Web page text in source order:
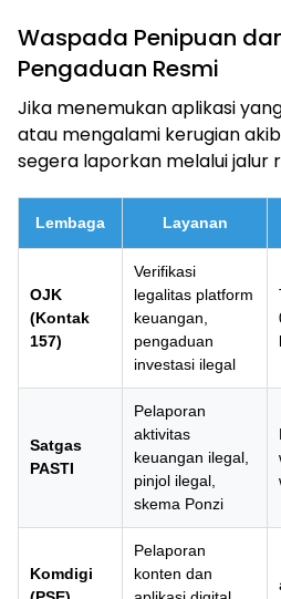
Waspada Penipuan
Pengaduan Resmi
Jika menemukan aplikasi
atau mengalami kerugian
segera laporkan melalui jalur
Lembaga Layanan
OJK
(Kontak
157)
Verifikasi
legalitas platform
keuangan,
pengaduan
investasi ilegal
Satgas
PASTI
Pelaporan
aktivitas
keuangan ilegal,
pinjol ilegal,
skema Ponzi
Komdigi
Pelaporan
konten dan